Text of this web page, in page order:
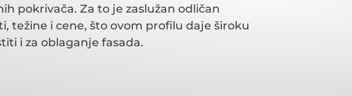
pokrivača. Za to je zaslužan odličan
težine i cene, što ovom profilu daje široku
i za oblaganje fasada.